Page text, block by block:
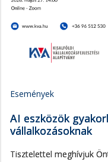
Események
AI eszközök
vállalkozásoknak
Tisztelettel meghívjuk